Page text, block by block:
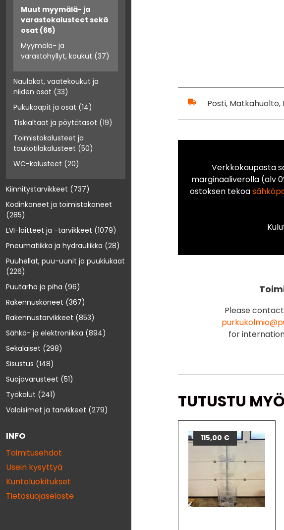
Muut myymälä- ja
varastokalusteet sekä
osat (65)
Myymälä- ja
varastohyllyt, koukut (37)
Naulakot, vaatekoukut ja
niiden osat (33)
Pukukaapit ja osat (14)
Tiskialtaat ja pöytätasot (19)
Toimistokalusteet ja
taukotilakalusteet (50)
WC-kalusteet (20)
Kiinnitystarvikkeet (737)
Kodinkoneet ja toimistokoneet
(285)
LVI-laitteet ja -tarvikkeet (1079)
Pneumatiikka ja hydrauliikka (28)
Puuhellat, puu-uunit ja puukiukaat
(226)
Puutarha ja piha (96)
Rakennuskoneet (367)
Rakennustarvikkeet (853)
Sähkö- ja elektroniikka (894)
Sekalaiset (298)
Sisustus (148)
Suojavarusteet (51)
Työkalut (241)
Valaisimet ja tarvikkeet (279)
INFO
Toimitusehdot
Usein kysyttyä
Kuntoluokitukset
Tietosuojaseloste
Posti, Matkahuolto,
Verkkokaupasta
marginaaliverolla (alv
ostoksen tekoa
Please
for
TUTUSTU
115,00 €